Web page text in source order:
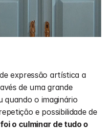
expressão artística a
de uma grande
quando o imaginário
e possibilidade de
o culminar de tudo o